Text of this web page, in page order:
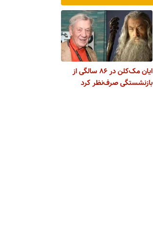
ایان مک‌کلن در ۸۶ سالگی از
بازنشستگی صرف‌نظر کرد